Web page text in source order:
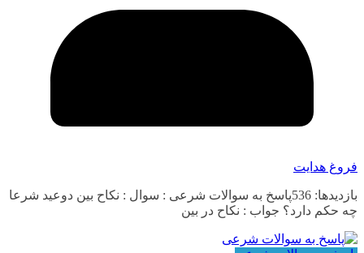
فروغ هدایت
بازدیدها: 536پاسخ به سوالات شرعی : سوال : نکاح بین دوعید شرعا
چه حکم دارد؟ جواب : نکاح در بین